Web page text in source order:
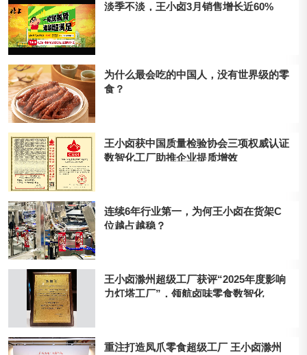
淡季不淡，王小卤3月销售增长近60%
为什么最会吃的中国人，没有世界级的零
食？
王小卤获中国质量检验协会三项权威认证
数智化工厂助推企业提质增效
连续6年行业第一，为何王小卤在货架C
位越占越稳？
王小卤滁州超级工厂获评“2025年度影响
力灯塔工厂”，领航卤味零食数智化
重注打造凤爪零食超级工厂 王小卤滁州